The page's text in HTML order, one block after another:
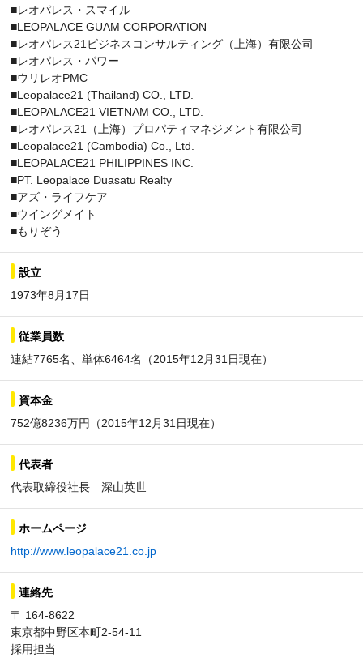
■レオパレス・スマイル
■LEOPALACE GUAM CORPORATION
■レオパレス21ビジネスコンサルティング（上海）有限公司
■レオパレス・パワー
■ウリレオPMC
■Leopalace21 (Thailand) CO., LTD.
■LEOPALACE21 VIETNAM CO., LTD.
■レオパレス21（上海）プロパティマネジメント有限公司
■Leopalace21 (Cambodia) Co., Ltd.
■LEOPALACE21 PHILIPPINES INC.
■PT. Leopalace Duasatu Realty
■アズ・ライフケア
■ウイングメイト
■もりぞう
設立
1973年8月17日
従業員数
連結7765名、単体6464名（2015年12月31日現在）
資本金
752億8236万円（2015年12月31日現在）
代表者
代表取締役社長 深山英世
ホームページ
http://www.leopalace21.co.jp
連絡先
〒 164-8622
東京都中野区本町2-54-11
採用担当